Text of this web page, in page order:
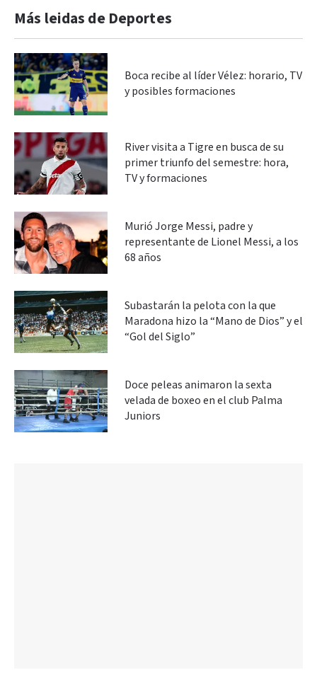
Más leidas de Deportes
Boca recibe al líder Vélez: horario, TV
y posibles formaciones
River visita a Tigre en busca de su
primer triunfo del semestre: hora,
TV y formaciones
Murió Jorge Messi, padre y
representante de Lionel Messi, a los
68 años
Subastarán la pelota con la que
Maradona hizo la “Mano de Dios” y el
“Gol del Siglo”
Doce peleas animaron la sexta
velada de boxeo en el club Palma
Juniors